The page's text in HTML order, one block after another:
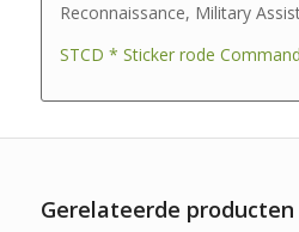
Reconnaissance, Military
STCD * Sticker rode
Gerelateerde producten